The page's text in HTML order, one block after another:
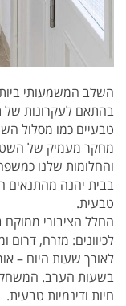
השלב המשמעותי
בהתאם לעקרונות של
טבעיים כמו מסלול
מחקר מעמיק של
והחלומות שלנו
בבית יהנה מהתנאים
טבעית.
החלל הציבורי
לכיוונים: מזרח,
לאורך שעות היום –
בשעות הערב. המשחק
חיות ודינמיות טבעית.